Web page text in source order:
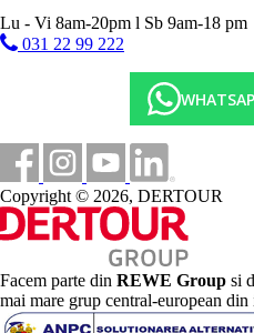
5 km
Distanta pana la plaja
Plaja
Sezlonguri pe plaja contra cost
Umbrele pe plaja contra cost
Vacanta la plaja
Piscine
Lu - Vi 8am-20pm l Sb 9am-18 pm
031 22 99 222
Copyright © 2026, DERTOUR
Facem parte din REWE Group si
mai mare grup central-european